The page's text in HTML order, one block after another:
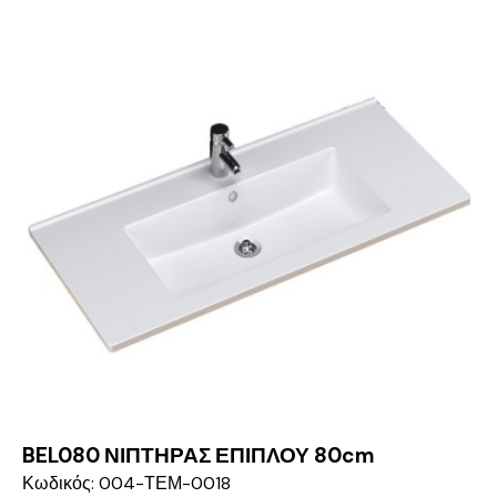
BEL080 ΝΙΠΤΗΡΑΣ ΕΠΙΠΛΟΥ 80cm
Κωδικός: 004-ΤΕΜ-0018